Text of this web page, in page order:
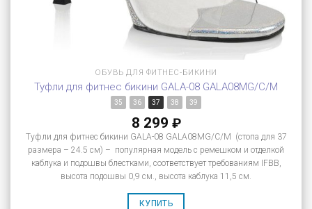
ОБУВЬ ДЛЯ ФИТНЕС-БИКИНИ
Туфли для фитнес бикини GALA-08 GALA08MG/C/M
35 36 37 38 39
8 299 ₽
Туфли для фитнес бикини GALA-08 GALA08MG/C/M (стопа для 37
размера – 24.5 см) – популярная модель с ремешком и отделкой
каблука и подошвы блестками, соответствует требованиям IFBB,
высота подошвы 0,9 см., высота каблука 11,5 см.
КУПИТЬ